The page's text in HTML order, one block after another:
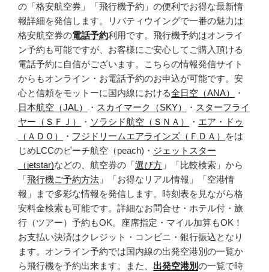
の「格安航空券」「飛行機予約」の便利でお得な最新情
報詳細を発信します。リバティウイングで一番の魅力は
格安航空券の電話予約利用です。飛行機予約はオンライ
ン予約も可能ですが、お客様にご安心してご購入頂ける
電話予約に自信がございます。こちらの情報発信サイト
からもオンライン・お電話予約のお申込が可能です。安
心と信頼をモットーに国内線における全日空（ANA）
・
日本航空（JAL）
・ スカイマーク（SKY） ・ スターフライ
ヤー（ＳＦＪ）
・ ソラシド航空（ＳＮＡ） ・ エア・ドゥ
（ＡＤＯ）
・ フジドリームエアラインズ（ＦＤＡ）
をは
じめLCCのピーチ航空（peach)・ ジェットスター
（jetstar)などの、航空券の「 選び方 」「比較検索」から
「 飛行機ご予約方法 」「お得なリアル情報」「空港情
報」まで多彩な情報を発信します。時刻表を見ながら格
安料金検索も可能です。詳細なお問合せ・ホテル付・旅
行（ツアー）予約もOK。座席指定・マイル加算もOK！
お支払い決済はクレジット・コンビニ・銀行振込となり
ます。オンライン予約では国内線の出発空港別の一覧か
ら飛行機を予約出来ます。また、 出発空港別の一覧で時